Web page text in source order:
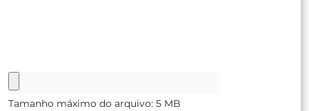
Tamanho máximo do arquivo: 5 MB